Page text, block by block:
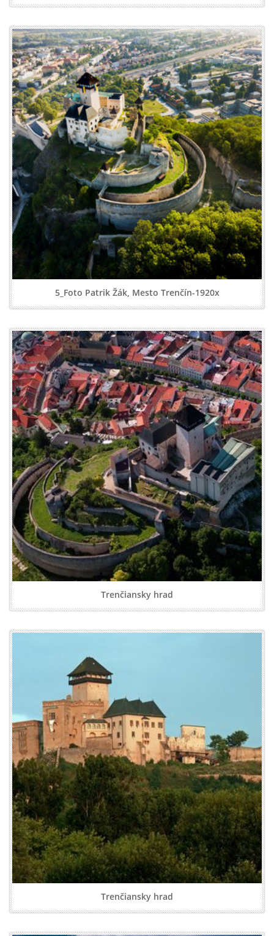
5_Foto Patrik Žák, Mesto Trenčín-1920x
Trenčiansky hrad
Trenčiansky hrad